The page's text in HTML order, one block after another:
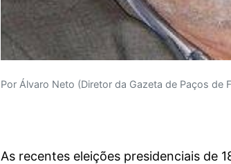
Por Álvaro Neto (Diretor da Gazeta de Paços de
As recentes eleições presidenciais de